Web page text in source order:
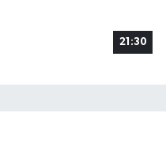
21:30